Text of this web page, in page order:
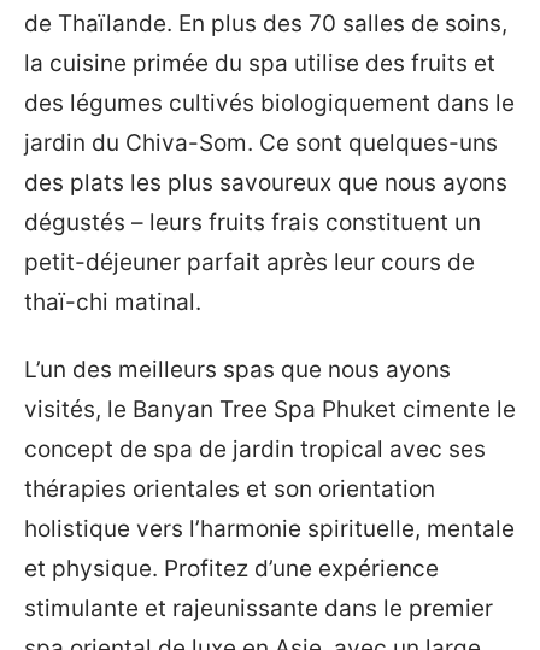
de Thaïlande. En plus des 70 salles de soins,
la cuisine primée du spa utilise des fruits et
des légumes cultivés biologiquement dans le
jardin du Chiva-Som. Ce sont quelques-uns
des plats les plus savoureux que nous ayons
dégustés – leurs fruits frais constituent un
petit-déjeuner parfait après leur cours de
thaï-chi matinal.
L’un des meilleurs spas que nous ayons
visités, le Banyan Tree Spa Phuket cimente le
concept de spa de jardin tropical avec ses
thérapies orientales et son orientation
holistique vers l’harmonie spirituelle, mentale
et physique. Profitez d’une expérience
stimulante et rajeunissante dans le premier